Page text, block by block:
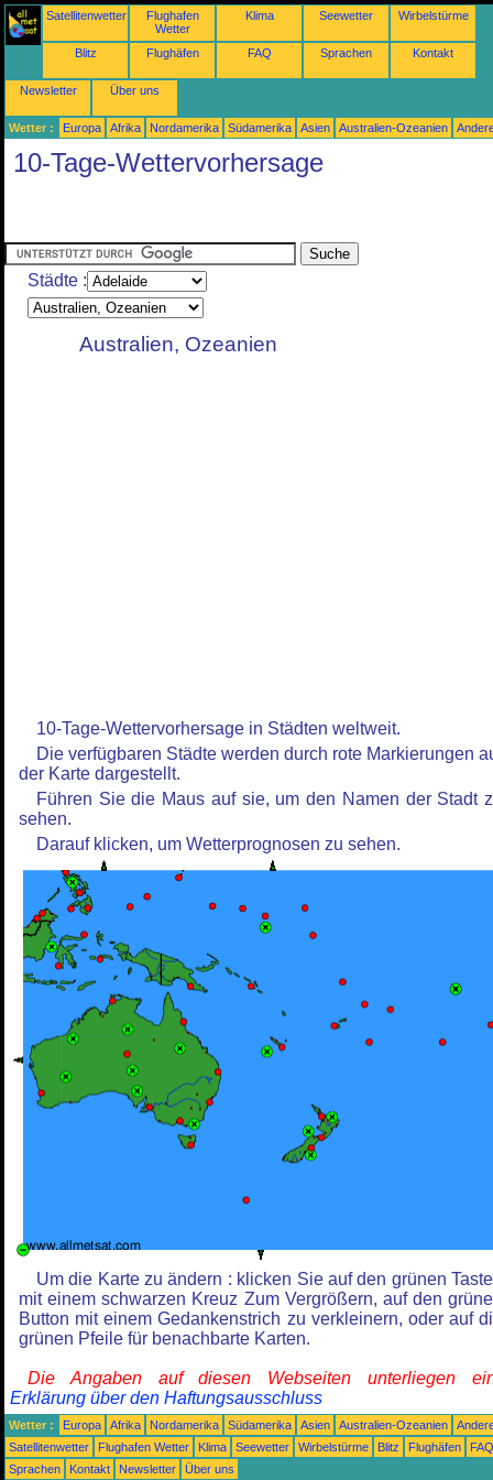
Satellitenwetter
Flughafen
Wetter
Klima Seewetter Wirbelstürme
Blitz Flughäfen FAQ Sprachen Kontakt
Newsletter Über uns
Wetter : Europa Afrika Nordamerika Südamerika Asien Australien-Ozeanien
10-Tage-Wettervorhersage
Städte :
Australien, Ozeanien
10-Tage-Wettervorhersage in Städten weltweit.
Die verfügbaren Städte werden durch rote Markierungen
der Karte dargestellt.
Führen Sie die Maus auf sie, um den Namen der Stadt
sehen.
Darauf klicken, um Wetterprognosen zu sehen.
Um die Karte zu ändern : klicken Sie auf den grünen
mit einem schwarzen Kreuz Zum Vergrößern, auf den
Button mit einem Gedankenstrich zu verkleinern, oder auf
grünen Pfeile für benachbarte Karten.
Die Angaben auf diesen Webseiten unterliegen
Erklärung über den Haftungsausschluss
Wetter : Europa Afrika Nordamerika Südamerika Asien Australien-Ozeanien
Satellitenwetter
Flughafen Wetter Klima Seewetter Wirbelstürme Blitz Flughäfen
FAQ
Sprachen
Kontakt Newsletter Über uns